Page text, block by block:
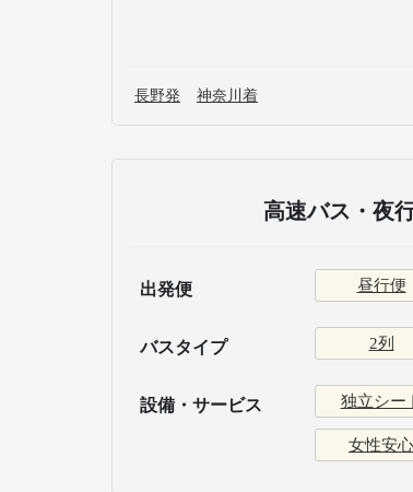
長野発 神奈川着
高速バス・夜
出発便 昼行便
バスタイプ 2列
設備・サービス 独立シー
女性安心